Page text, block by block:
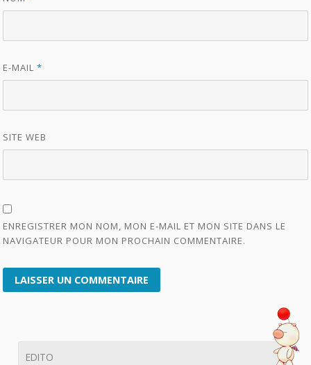
E-MAIL*
SITE WEB
ENREGISTRER MON NOM, MON E-MAIL ET MON SITE DANS LE
NAVIGATEUR POUR MON PROCHAIN COMMENTAIRE.
EDITO